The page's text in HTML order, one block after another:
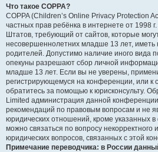
Что такое COPPA?
COPPA (Children’s Online Privacy Protection
частных прав ребёнка в интернете от 1998
Штатов, требующий от сайтов, которые
несовершеннолетних младше 13 лет, иметь
родителей. Допустимо наличие иного вида
опекуны разрешают сбор личной
младше 13 лет. Если вы не уверены,
регистрирующемуся на конференции, или к
обратитесь за помощью к юрисконсульту.
Limited администрация данной
рекомендаций по правовым вопросам и не
юридических отношений, кроме указанных
можно связаться по вопросу некорректного
юридических вопросов, связанных с этой
Примечание переводчика: в России